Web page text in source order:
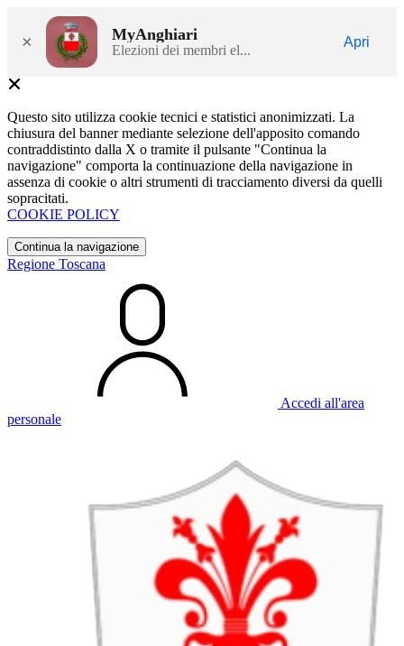
× MyAnghiari
Elezioni dei membri el...
Apri
Questo sito utilizza cookie tecnici e statistici anonimizzati. La
chiusura del banner mediante selezione dell'apposito comando
contraddistinto dalla X o tramite il pulsante "Continua la
navigazione" comporta la continuazione della navigazione in
assenza di cookie o altri strumenti di tracciamento diversi da quelli
sopracitati.
COOKIE POLICY
Continua la navigazione
Regione Toscana
Accedi all'area
personale